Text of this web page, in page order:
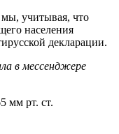
мы, учитывая, что
населения
декларации.
в мессенджере
мм рт. ст.